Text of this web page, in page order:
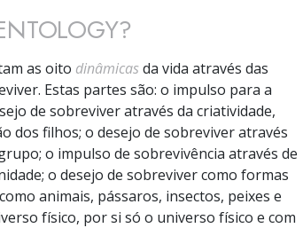
as oito dinâmicas da vida através das
Estas partes são: o impulso para a
de sobreviver através da criatividade,
dos filhos; o desejo de sobreviver através
o impulso de sobrevivência através de
o desejo de sobreviver como formas
animais, pássaros, insectos, peixes e
físico, por si só o universo físico e com